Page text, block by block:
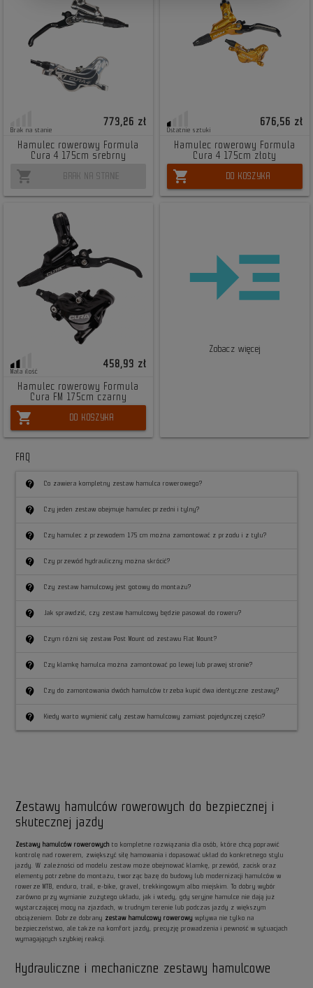
Brak na stanie
773,26 zł
Hamulec rowerowy Formula
Cura 4 175cm srebrny
shopping_cart BRAK NA STANIE
Ostatnie sztuki
676,56 zł
Hamulec rowerowy Formula
Cura 4 175cm złoty
shopping_cart DO KOSZYKA
Mała ilość
458,93 zł
Hamulec rowerowy Formula
Cura FM 175cm czarny
shopping_cart DO KOSZYKA
Zobacz więcej
FAQ
contact_support Co zawiera kompletny zestaw hamulca rowerowego?
contact_support Czy jeden zestaw obejmuje hamulec przedni i tylny?
contact_support Czy hamulec z przewodem 175 cm można zamontować z przodu i z tyłu?
contact_support Czy przewód hydrauliczny można skrócić?
contact_support Czy zestaw hamulcowy jest gotowy do montażu?
contact_support Jak sprawdzić, czy zestaw hamulcowy będzie pasował do roweru?
contact_support Czym różni się zestaw Post Mount od zestawu Flat Mount?
contact_support Czy klamkę hamulca można zamontować po lewej lub prawej stronie?
contact_support Czy do zamontowania dwóch hamulców trzeba kupić dwa identyczne zestawy?
contact_support Kiedy warto wymienić cały zestaw hamulcowy zamiast pojedynczej części?
Zestawy hamulców rowerowych do bezpiecznej i
skutecznej jazdy
Zestawy hamulców rowerowych to kompletne rozwiązania dla osób, które chcą poprawić
kontrolę nad rowerem, zwiększyć siłę hamowania i dopasować układ do konkretnego stylu
jazdy. W zależności od modelu zestaw może obejmować klamkę, przewód, zacisk oraz
elementy potrzebne do montażu, tworząc bazę do budowy lub modernizacji hamulców w
rowerze MTB, enduro, trail, e-bike, gravel, trekkingowym albo miejskim. To dobry wybór
zarówno przy wymianie zużytego układu, jak i wtedy, gdy seryjne hamulce nie dają już
wystarczającej mocy na zjazdach, w trudnym terenie lub podczas jazdy z większym
obciążeniem. Dobrze dobrany zestaw hamulcowy rowerowy wpływa nie tylko na
bezpieczeństwo, ale także na komfort jazdy, precyzję prowadzenia i pewność w sytuacjach
wymagających szybkiej reakcji.
Hydrauliczne i mechaniczne zestawy hamulcowe